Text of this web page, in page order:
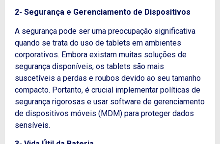
2- Segurança e Gerenciamento de Dispositivos
A segurança pode ser uma preocupação significativa
quando se trata do uso de tablets em ambientes
corporativos. Embora existam muitas soluções de
segurança disponíveis, os tablets são mais
suscetíveis a perdas e roubos devido ao seu tamanho
compacto. Portanto, é crucial implementar políticas de
segurança rigorosas e usar software de gerenciamento
de dispositivos móveis (MDM) para proteger dados
sensíveis.